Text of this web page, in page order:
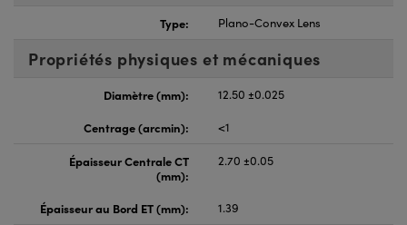
Type: Plano-Convex Lens
Propriétés physiques et mécaniques
Diamètre (mm):
12.50 ±0.025
Centrage (arcmin):
<1
Épaisseur Centrale CT
(mm):
2.70 ±0.05
Épaisseur au Bord ET (mm): 1.39